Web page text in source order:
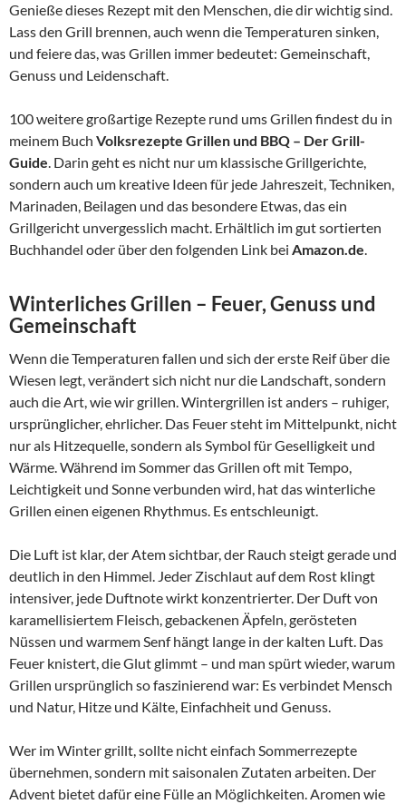
Genieße dieses Rezept mit den Menschen, die dir wichtig sind.
Lass den Grill brennen, auch wenn die Temperaturen sinken,
und feiere das, was Grillen immer bedeutet: Gemeinschaft,
Genuss und Leidenschaft.
100 weitere großartige Rezepte rund ums Grillen findest du in
meinem Buch Volksrezepte Grillen und BBQ – Der Grill-
Guide. Darin geht es nicht nur um klassische Grillgerichte,
sondern auch um kreative Ideen für jede Jahreszeit, Techniken,
Marinaden, Beilagen und das besondere Etwas, das ein
Grillgericht unvergesslich macht. Erhältlich im gut sortierten
Buchhandel oder über den folgenden Link bei Amazon.de.
Winterliches Grillen – Feuer, Genuss und
Gemeinschaft
Wenn die Temperaturen fallen und sich der erste Reif über die
Wiesen legt, verändert sich nicht nur die Landschaft, sondern
auch die Art, wie wir grillen. Wintergrillen ist anders – ruhiger,
ursprünglicher, ehrlicher. Das Feuer steht im Mittelpunkt, nicht
nur als Hitzequelle, sondern als Symbol für Geselligkeit und
Wärme. Während im Sommer das Grillen oft mit Tempo,
Leichtigkeit und Sonne verbunden wird, hat das winterliche
Grillen einen eigenen Rhythmus. Es entschleunigt.
Die Luft ist klar, der Atem sichtbar, der Rauch steigt gerade und
deutlich in den Himmel. Jeder Zischlaut auf dem Rost klingt
intensiver, jede Duftnote wirkt konzentrierter. Der Duft von
karamellisiertem Fleisch, gebackenen Äpfeln, gerösteten
Nüssen und warmem Senf hängt lange in der kalten Luft. Das
Feuer knistert, die Glut glimmt – und man spürt wieder, warum
Grillen ursprünglich so faszinierend war: Es verbindet Mensch
und Natur, Hitze und Kälte, Einfachheit und Genuss.
Wer im Winter grillt, sollte nicht einfach Sommerrezepte
übernehmen, sondern mit saisonalen Zutaten arbeiten. Der
Advent bietet dafür eine Fülle an Möglichkeiten. Aromen wie